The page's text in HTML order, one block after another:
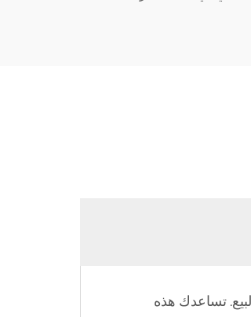
تساعدك هذه